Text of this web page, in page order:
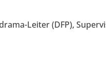
Leiter (DFP),